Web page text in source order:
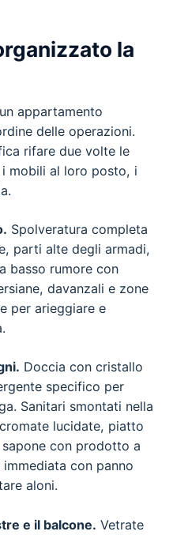
la
appartamento
delle operazioni.
rifare due volte le
mobili al loro posto, i
Spolveratura completa
parti alte degli armadi,
basso rumore con
davanzali e zone
per arieggiare e
Doccia con cristallo
specifico per
Sanitari smontati nella
lucidate, piatto
con prodotto a
con panno
aloni.
e il balcone. Vetrate